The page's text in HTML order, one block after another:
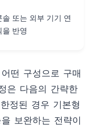
솔 또는 외부 기기 연
을 반영
떤 구성으로 구매
은 다음의 간략한
정된 경우 기본형
보완하는 전략이